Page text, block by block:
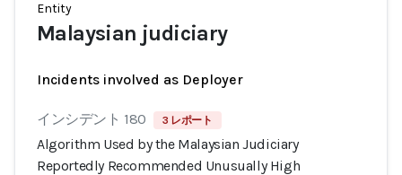
Entity
Malaysian judiciary
Incidents involved as Deployer
インシデント 180 3 レポート
Algorithm Used by the Malaysian Judiciary
Reportedly Recommended Unusually High